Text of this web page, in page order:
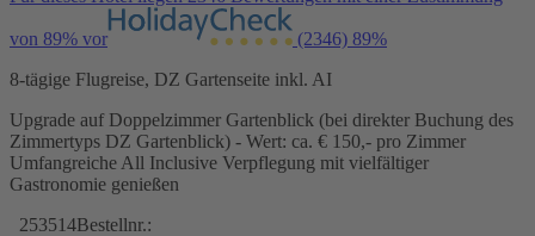
von 89% vor (2346) 89%
8-tägige Flugreise, DZ Gartenseite inkl. AI
Upgrade auf Doppelzimmer Gartenblick (bei direkter Buchung des
Zimmertyps DZ Gartenblick) - Wert: ca. € 150,- pro Zimmer
Umfangreiche All Inclusive Verpflegung mit vielfältiger
Gastronomie genießen
253514Bestellnr.: